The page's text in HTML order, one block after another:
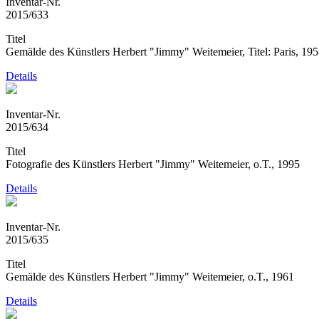
2015/633
Titel
Gemälde des Künstlers Herbert "Jimmy" Weitemeier, Titel: Paris,
Details
Inventar-Nr.
2015/634
Titel
Fotografie des Künstlers Herbert "Jimmy" Weitemeier, o.T., 1995
Details
Inventar-Nr.
2015/635
Titel
Gemälde des Künstlers Herbert "Jimmy" Weitemeier, o.T., 1961
Details